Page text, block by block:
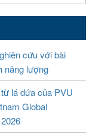
cứu với bài
năng lượng
lá dứa của PVU
Global